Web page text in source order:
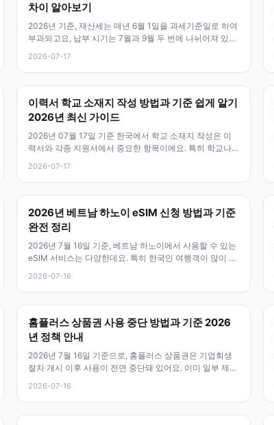
차이 알아보기
2026년 기준, 재산세는 매년 6월 1일을 과세기준일로 하여
부과되고요, 납부 시기는 7월과 9월 두 번에 나뉘어져 있어
2026-07-17
이력서 학교 소재지 작성 방법과 기준 쉽게 알기
2026년 최신 가이드
2026년 07월 17일 기준 한국에서 학교 소재지 작성은 이
력서와 각종 지원서에서 중요한 항목이에요. 특히 학교나
2026-07-17
2026년 베트남 하노이 eSIM 신청 방법과 기준
완전 정리
2026년 7월 16일 기준, 베트남 하노이에서 사용할 수 있는
eSIM 서비스는 다양한데요. 특히 한국인 여행객이 많이 찾
2026-07-16
홈플러스 상품권 사용 중단 방법과 기준 2026
년 정책 안내
2026년 7월 16일 기준으로, 홈플러스 상품권은 기업회생
절차 개시 이후 사용이 전면 중단돼 있어요. 이미 일부 제휴
2026-07-16